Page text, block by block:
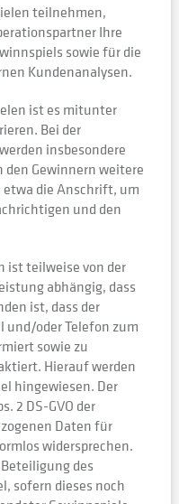
teilnehmen,
Ihre
sowie für die
Kundenanalysen.
ist es mitunter
Bei der
insbesondere
den Gewinnern weitere
die Anschrift, um
und den
ist teilweise von der
abhängig, dass
ist, dass der
und/oder Telefon zum
sowie zu
Hierauf werden
hingewiesen. Der
2 DS-GVO der
Daten für
widersprechen.
des
sofern dieses noch